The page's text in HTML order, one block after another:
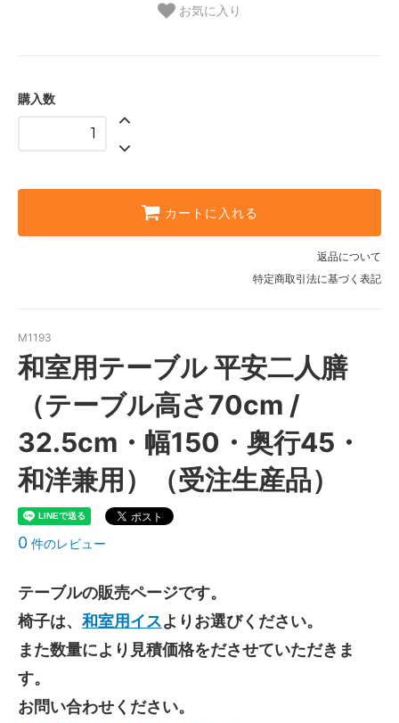
お気に入り
購入数
カートに入れる
返品について
特定商取引法に基づく表記
M1193
和室用テーブル 平安二人膳
（テーブル高さ70cm /
32.5cm・幅150・奥行45・
和洋兼用）（受注生産品）
0 件のレビュー
テーブルの販売ページです。
椅子は、 和室用イスよりお選びください。
また数量により見積価格をださせていただきま
す。
お問い合わせください。